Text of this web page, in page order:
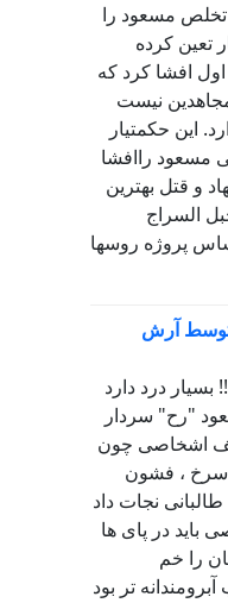
تخلص مسعود را
تعین کرده
افشا کرد که
نیست
این حکمتیار
مسعود راافشا
و قتل بهترین
السراج
پروژه روسها
آرش
درد دارد
"رح" سردار
اشخاصی چون
سرخ ، فشون
نجات داد
باید در پای ها
را خم
تر بود